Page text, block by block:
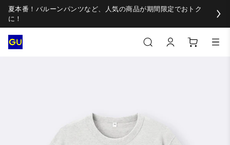
夏本番！バルーンパンツなど、人気の商品が期間限定でおトク
に！